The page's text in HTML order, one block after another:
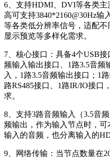
6、支持HDMI、DVI等各类
高可支持3840*2160@30Hz输
等各类低分辨率信号，适配
显示预览等多样化需求。
7、核心接口：具备4个USB
频输入输出接口、1路3.5音频
入，1路3.5音频输出接口；1
路RS485接口、1路IR/IO接口
求。
8、支持3路音频输入（3.5音
频输出，作为输入节点时，
输入的音频，也分离输入的
9、网络传输：当节点数量在